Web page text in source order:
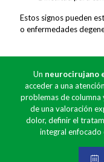
Estos signos pueden
o enfermedades
Un neurocirujano
acceder a una
problemas de columna
de una valoración
dolor, definir el
integral enfocado